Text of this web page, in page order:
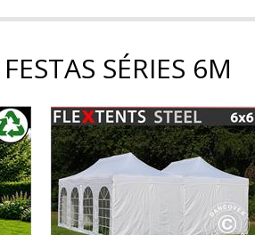
SÉRIES 6M